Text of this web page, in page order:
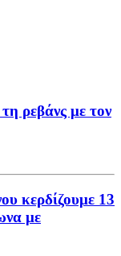
ρεβάνς με τον
κερδίζουμε 13
με